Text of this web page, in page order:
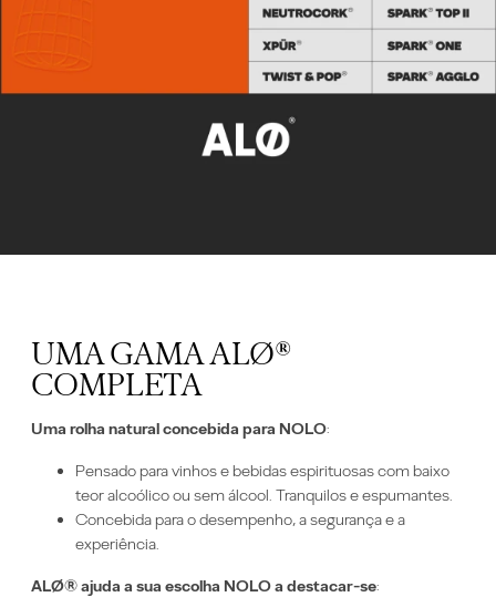
UMA GAMA ALØ®
COMPLETA
Uma rolha natural concebida para NOLO:
Pensado para vinhos e bebidas espirituosas com baixo
teor alcoólico ou sem álcool. Tranquilos e espumantes.
Concebida para o desempenho, a segurança e a
experiência.
ALØ® ajuda a sua escolha NOLO a destacar-se: